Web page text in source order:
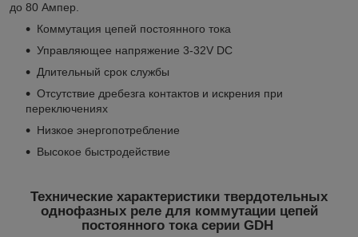
до 80 Ампер.
Коммутация цепей постоянного тока
Управляющее напряжение 3-32V DC
Длительный срок службы
Отсутствие дребезга контактов и искрения при
переключениях
Низкое энергопотребление
Высокое быстродействие
Технические характеристики твердотельных
однофазных реле для коммутации цепей
постоянного тока серии GDH